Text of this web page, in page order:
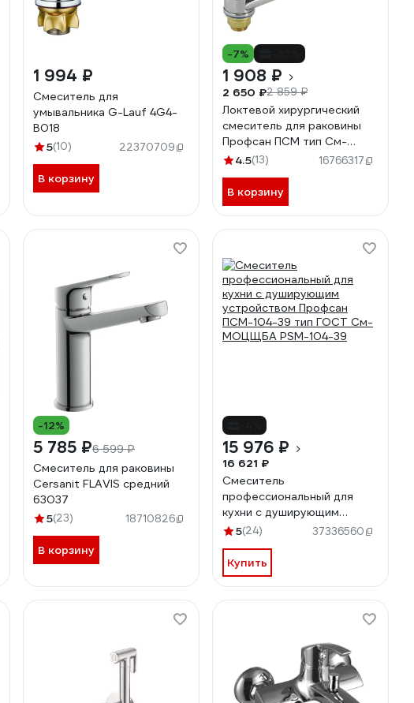
1 994 ₽
Смеситель для
умывальника G-Lauf 4G4-
B018
5(10) 22370709
В корзину
-7%
1 908 ₽
2 650 ₽2 859 ₽
Локтевой хирургический
смеситель для раковины
Профсан ПСМ тип См-
УмЛЦБА, См-МЛЦБА PSM-
4.5(13) 16766317
В корзину
-12%
5 785 ₽6 599 ₽
Смеситель для раковины
Cersanit FLAVIS средний
63037
5(23) 18710826
В корзину
15 976 ₽
16 621 ₽
Смеситель
профессиональный для
кухни с душирующим
устройством Профсан
МОЦЩБА PSM-104-39
5(24) 37336560
Купить